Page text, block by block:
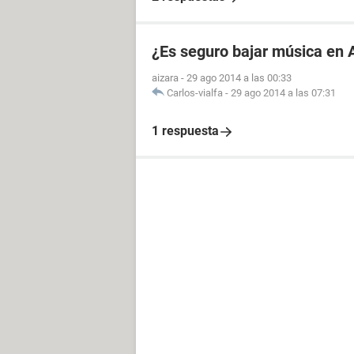
¿Es seguro bajar música en
aizara - 29 ago 2014 a las 00:33
Carlos-vialfa - 29 ago 2014 a las 07:31
1 respuesta